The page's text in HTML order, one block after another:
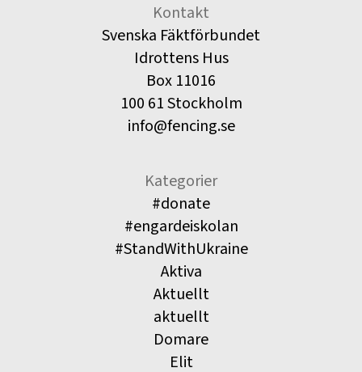
Kontakt
Svenska Fäktförbundet
Idrottens Hus
Box 11016
100 61 Stockholm
info@fencing.se
Kategorier
#donate
#engardeiskolan
#StandWithUkraine
Aktiva
Aktuellt
aktuellt
Domare
Elit